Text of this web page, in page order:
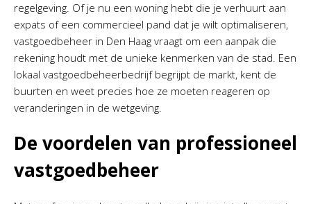
regelgeving. Of je nu een woning hebt die je verhuurt aan
expats of een commercieel pand dat je wilt optimaliseren,
vastgoedbeheer in Den Haag vraagt om een aanpak die
rekening houdt met de unieke kenmerken van de stad. Een
lokaal vastgoedbeheerbedrijf begrijpt de markt, kent de
buurten en weet precies hoe ze moeten reageren op
veranderingen in de wetgeving.
De voordelen van professioneel
vastgoedbeheer